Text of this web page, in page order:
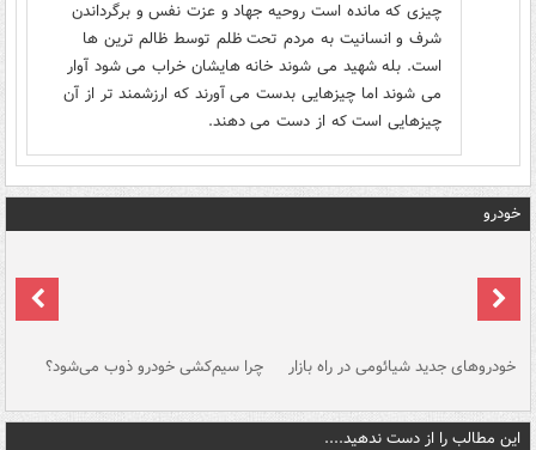
چیزی که مانده است روحیه جهاد و عزت نفس و برگرداندن
شرف و انسانیت به مردم تحت ظلم توسط ظالم ترین ها
است. بله شهید می شوند خانه هایشان خراب می شود آوار
می شوند اما چیزهایی بدست می آورند که ارزشمند تر از آن
چیزهایی است که از دست می دهند.
خودرو
خودروهای جدید شیائومی در راه بازار چرا سیم‌کشی خودرو ذوب می‌شود؟
این مطالب را از دست ندهید....